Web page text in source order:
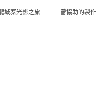
城寨光影之旅 曾協助的製作